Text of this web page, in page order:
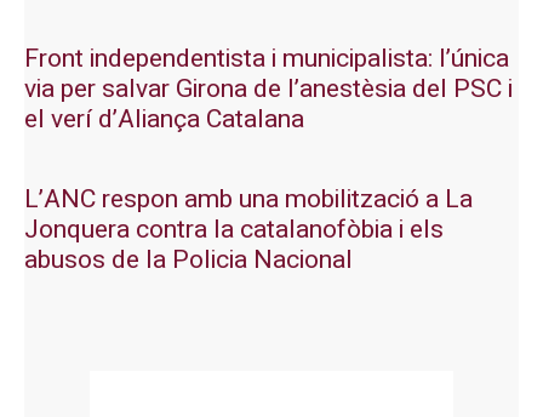
Front independentista i municipalista: l’única
via per salvar Girona de l’anestèsia del PSC i
el verí d’Aliança Catalana
L’ANC respon amb una mobilització a La
Jonquera contra la catalanofòbia i els
abusos de la Policia Nacional